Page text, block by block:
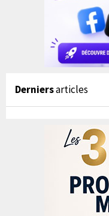
Derniersarticles